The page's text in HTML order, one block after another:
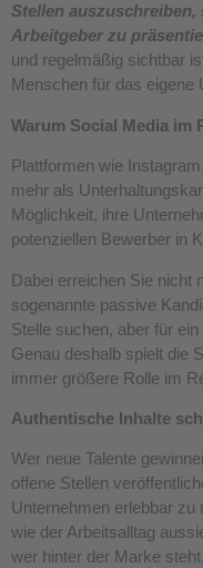
Stellen
Arbeitgeber zu
und regelmäßig sichtbar
Menschen für das eigene
Warum Social Media
Plattformen wie
mehr als
Möglichkeit, ihre
potenziellen Bewerber in
Dabei erreichen Sie nicht
sogenannte passive
Stelle suchen, aber für
Genau deshalb spielt die
immer größere Rolle im
Authentische Inhalte
Wer neue Talente
offene Stellen
Unternehmen erlebbar
wie der Arbeitsalltag
wer hinter der Marke steht.